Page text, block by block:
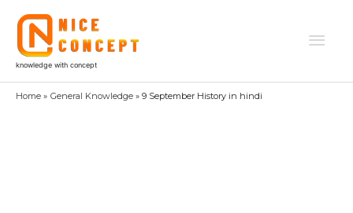
content
knowledge with concept
Home General Knowledge 9 September History in hindi